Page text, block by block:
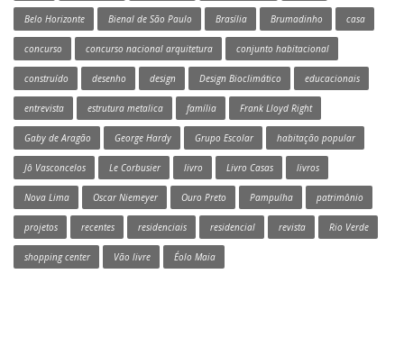
Belo Horizonte Bienal de São Paulo Brasília Brumadinho casa
concurso concurso nacional arquitetura conjunto habitacional
construído desenho design Design Bioclimático educacionais
entrevista estrutura metalica família Frank Lloyd Right
Gaby de Aragão George Hardy Grupo Escolar habitação popular
Jô Vasconcelos Le Corbusier livro Livro Casas livros
Nova Lima Oscar Niemeyer Ouro Preto Pampulha patrimônio
projetos recentes residenciais residencial revista Rio Verde
shopping center Vão livre Éolo Maia